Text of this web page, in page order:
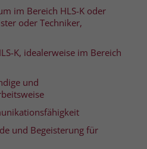
im Bereich HLS-K oder
oder Techniker,
K, idealerweise im Bereich
und
und Begeisterung für
wird gesetzt, wenn ein
einen Klick auf eine Google
auf die Website gelangt.
Informationen darüber,
geklickt wurde,
Erfolge wie z.B.
oder Kontaktanfragen der
werden können.